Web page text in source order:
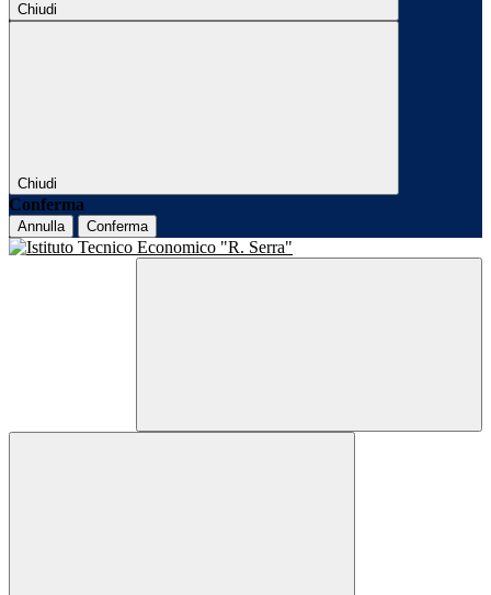
Chiudi
Chiudi
Conferma
Annulla Conferma